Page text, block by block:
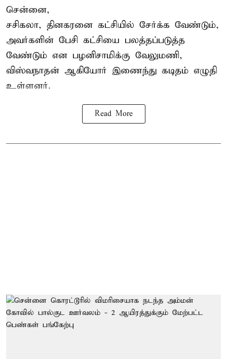
சென்னை,
சசிகலா, தினகரனை கட்சியில் சேர்க்க வேண்டும்,
அவர்களின் பேசி கட்சியை பலத்தப்படுத்த
வேண்டும் என பழனிசாமிக்கு வேலுமணி,
விஸ்வநாதன் ஆகியோர் இணைந்து கடிதம் எழுதி
உள்ளனர்.
Read More